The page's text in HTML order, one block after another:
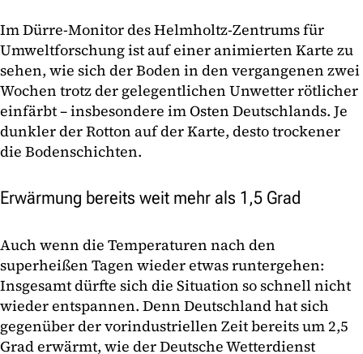
Im Dürre-Monitor des Helmholtz-Zentrums für
Umweltforschung ist auf einer animierten Karte zu
sehen, wie sich der Boden in den vergangenen zwei
Wochen trotz der gelegentlichen Unwetter rötlicher
einfärbt – insbesondere im Osten Deutschlands. Je
dunkler der Rotton auf der Karte, desto trockener
die Bodenschichten.
Erwärmung bereits weit mehr als 1,5 Grad
Auch wenn die Temperaturen nach den
superheißen Tagen wieder etwas runtergehen:
Insgesamt dürfte sich die Situation so schnell nicht
wieder entspannen. Denn Deutschland hat sich
gegenüber der vorindustriellen Zeit bereits um 2,5
Grad erwärmt, wie der Deutsche Wetterdienst